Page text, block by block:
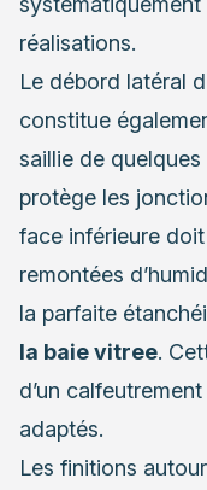
réalisations.
Le débord latéral
constitue
saillie de
protège les
face inférieure
remontées
la parfaite
la baie vitree.
d’un
adaptés.
Les finitions